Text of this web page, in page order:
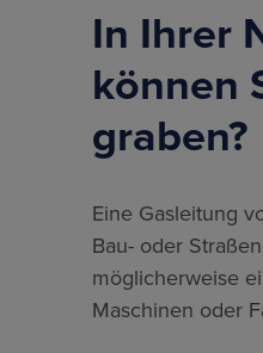
In Ihrer
können
graben?
Eine Gasleitung
Bau- oder
möglicherweise
Maschinen oder